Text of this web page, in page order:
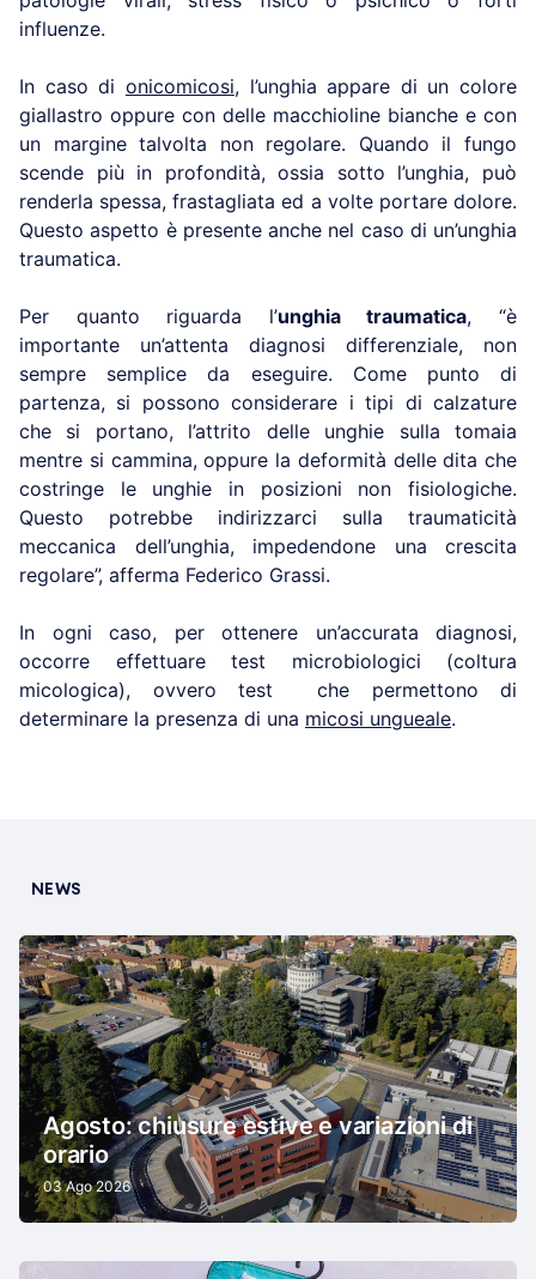
influenze.
In caso di onicomicosi, l’unghia appare di un colore
giallastro oppure con delle macchioline bianche e con
un margine talvolta non regolare. Quando il fungo
scende più in profondità, ossia sotto l’unghia, può
renderla spessa, frastagliata ed a volte portare dolore.
Questo aspetto è presente anche nel caso di un’unghia
traumatica.
Per quanto riguarda l’unghia traumatica, “è
importante un’attenta diagnosi differenziale, non
sempre semplice da eseguire. Come punto di
partenza, si possono considerare i tipi di calzature
che si portano, l’attrito delle unghie sulla tomaia
mentre si cammina, oppure la deformità delle dita che
costringe le unghie in posizioni non fisiologiche.
Questo potrebbe indirizzarci sulla traumaticità
meccanica dell’unghia, impedendone una crescita
regolare”, afferma Federico Grassi.
In ogni caso, per ottenere un’accurata diagnosi,
occorre effettuare test microbiologici (coltura
micologica), ovvero test che permettono di
determinare la presenza di una micosi ungueale.
NEWS
Agosto: chiusure estive e variazioni di
orario
03 Ago 2026